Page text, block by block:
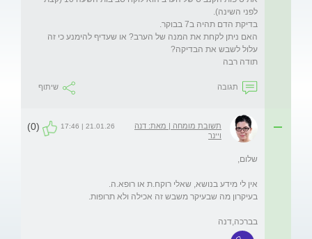
האם ניתן לקחת את המנה של הערב? או שעדיף להימנע כי זה
תודה רבה
תגובה שיתוף
תשובת מומחה | מאת: דנה
ויינר
21.01.26 | 17:46
(0)
בברכה,דנה